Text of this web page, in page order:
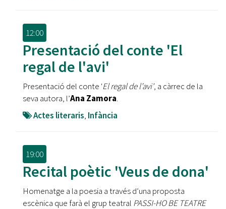
12:00
Presentació del conte 'El
regal de l'avi'
Presentació del conte 'El regal de l’avi', a càrrec de la
seva autora, l’Ana Zamora.
Actes literaris, Infància
19:00
Recital poètic 'Veus de dona'
Homenatge a la poesia a través d’una proposta
escènica que farà el grup teatral PASSI-HO BE TEATRE